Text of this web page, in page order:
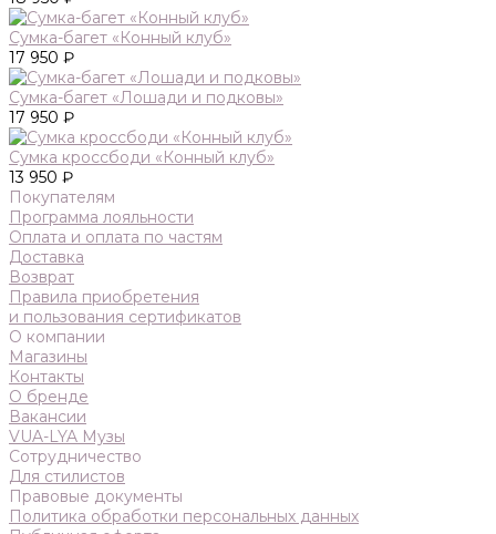
Сумка-багет «Конный клуб»
17 950 ₽
Сумка-багет «Лошади и подковы»
17 950 ₽
Сумка кроссбоди «Конный клуб»
13 950 ₽
Покупателям
Программа лояльности
Оплата и оплата по частям
Доставка
Возврат
Правила приобретения
и пользования сертификатов
О компании
Магазины
Контакты
О бренде
Вакансии
VUA-LYA Музы
Сотрудничество
Для стилистов
Правовые документы
Политика обработки персональных данных